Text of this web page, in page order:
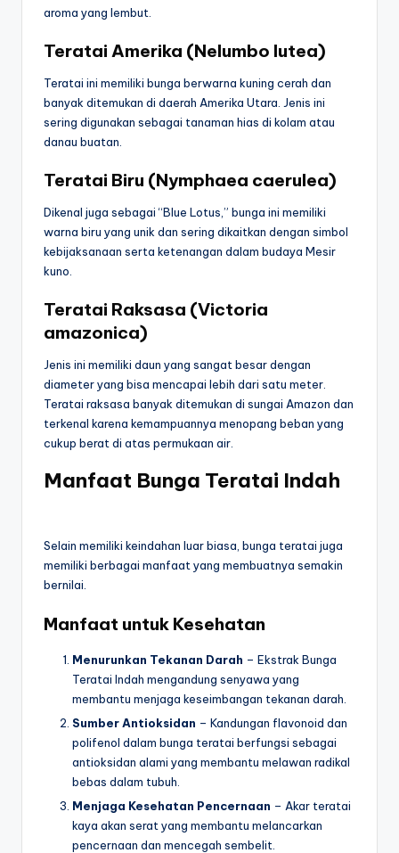
aroma yang lembut.
Teratai Amerika (Nelumbo lutea)
Teratai ini memiliki bunga berwarna kuning cerah dan
banyak ditemukan di daerah Amerika Utara. Jenis ini
sering digunakan sebagai tanaman hias di kolam atau
danau buatan.
Teratai Biru (Nymphaea caerulea)
Dikenal juga sebagai “Blue Lotus,” bunga ini memiliki
warna biru yang unik dan sering dikaitkan dengan simbol
kebijaksanaan serta ketenangan dalam budaya Mesir
kuno.
Teratai Raksasa (Victoria
amazonica)
Jenis ini memiliki daun yang sangat besar dengan
diameter yang bisa mencapai lebih dari satu meter.
Teratai raksasa banyak ditemukan di sungai Amazon dan
terkenal karena kemampuannya menopang beban yang
cukup berat di atas permukaan air.
Manfaat Bunga Teratai Indah
Selain memiliki keindahan luar biasa, bunga teratai juga
memiliki berbagai manfaat yang membuatnya semakin
bernilai.
Manfaat untuk Kesehatan
Menurunkan Tekanan Darah – Ekstrak Bunga
Teratai Indah mengandung senyawa yang
membantu menjaga keseimbangan tekanan darah.
Sumber Antioksidan – Kandungan flavonoid dan
polifenol dalam bunga teratai berfungsi sebagai
antioksidan alami yang membantu melawan radikal
bebas dalam tubuh.
Menjaga Kesehatan Pencernaan – Akar teratai
kaya akan serat yang membantu melancarkan
pencernaan dan mencegah sembelit.